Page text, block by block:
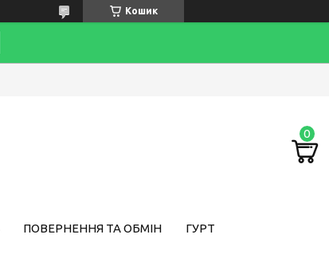
Кошик
ПОВЕРНЕННЯ ТА ОБМІН ГУРТ